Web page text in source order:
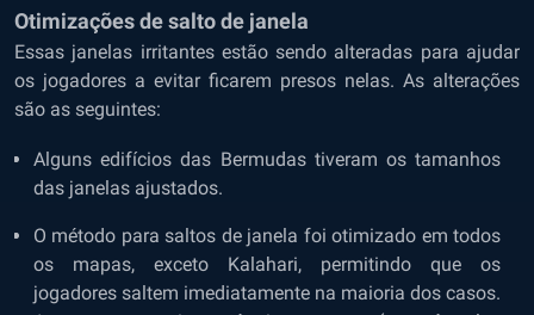
Otimizações de salto de janela
Essas janelas irritantes estão sendo alteradas para ajudar
os jogadores a evitar ficarem presos nelas. As alterações
são as seguintes:
Alguns edifícios das Bermudas tiveram os tamanhos
das janelas ajustados.
O método para saltos de janela foi otimizado em todos
os mapas, exceto Kalahari, permitindo que os
jogadores saltem imediatamente na maioria dos casos.